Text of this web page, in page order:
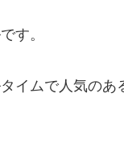
す。
イムで人気のあ